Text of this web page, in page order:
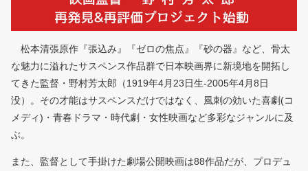
松本清張原作『張込み』『ゼロの焦点』『砂の器』など、骨太
な魅力に溢れたサスペンス作品群で日本映画界に新境地を開拓し
てきた監督・野村芳太郎（1919年4月23日生-2005年4月8日
没）。その才能はサスペンスだけではなく、風刺の効いた喜劇(コ
メディ)・青春ドラマ・時代劇・女性映画など多彩なジャンルに及
ぶ。
また、監督として手掛けた劇場公開映画は88作品だが、プロデュ